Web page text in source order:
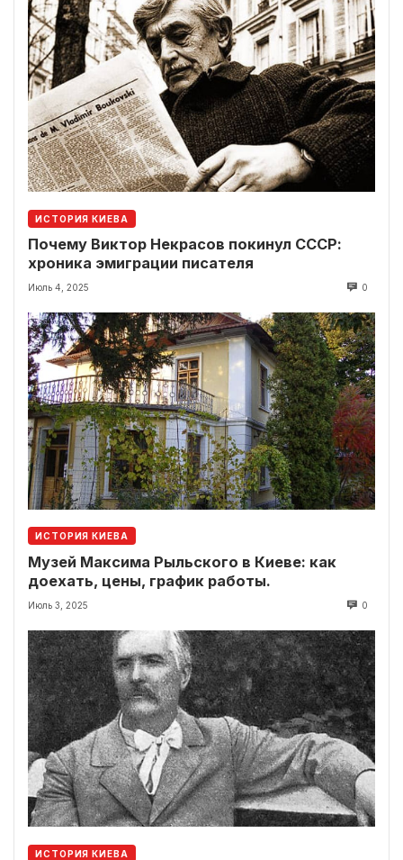
ИСТОРИЯ КИЕВА
Почему Виктор Некрасов покинул СССР:
хроника эмиграции писателя
Июль 4, 2025 0
ИСТОРИЯ КИЕВА
Музей Максима Рыльского в Киеве: как
доехать, цены, график работы.
Июль 3, 2025 0
ИСТОРИЯ КИЕВА